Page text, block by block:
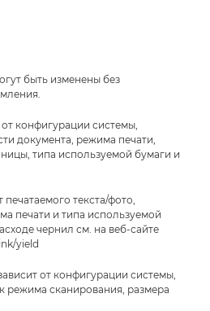
быть изменены без
конфигурации системы,
документа, режима печати,
типа используемой бумаги и
текста/фото,
печати и типа используемой
чернил см. на веб-сайте
yield
от конфигурации системы,
режима сканирования, размера